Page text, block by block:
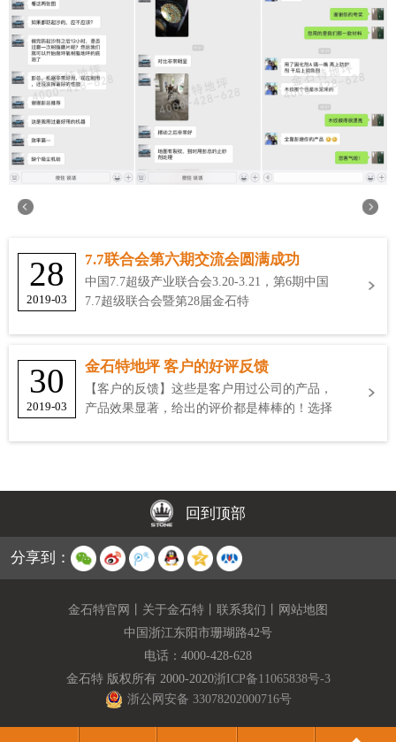
28
2019-03
7.7联合会第六期交流会圆满成功
中国7.7超级产业联合会3.20-3.21，第6期中国
7.7超级联合会暨第28届金石特
30
2019-03
金石特地坪 客户的好评反馈
【客户的反馈】这些是客户用过公司的产品，
产品效果显著，给出的评价都是棒棒的！选择
回到顶部
分享到：
金石特官网 关于金石特 联系我们
网站地图
中国浙江东阳市珊瑚路42号
电话： 4000-428-628
金石特 版权所有 2000-2020浙ICP备11065838号-3
浙公网安备 33078202000716号